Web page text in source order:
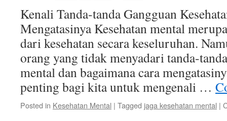
Kenali Tanda-tanda Gangguan
Mengatasinya Kesehatan mental
dari kesehatan secara keseluruhan.
orang yang tidak menyadari tanda-
mental dan bagaimana cara
penting bagi kita untuk mengenali …
Posted in Kesehatan Mental | Tagged jaga kesehatan mental |